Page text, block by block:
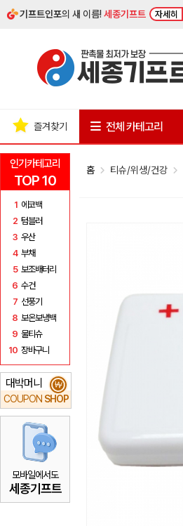
기프트인포의 새 이름!세종기프트 자세히
인기카테고리
TOP 10
1 에코백
2 텀블러
3 우산
4 부채
5 보조배터리
6 수건
7 선풍기
8 보온보냉백
9 물티슈
10 장바구니
대박머니
COUPON SHOP
₩
모바일에서도
세종기프트
즐겨찾기 전체 카테고리
홈 티슈/위생/건강